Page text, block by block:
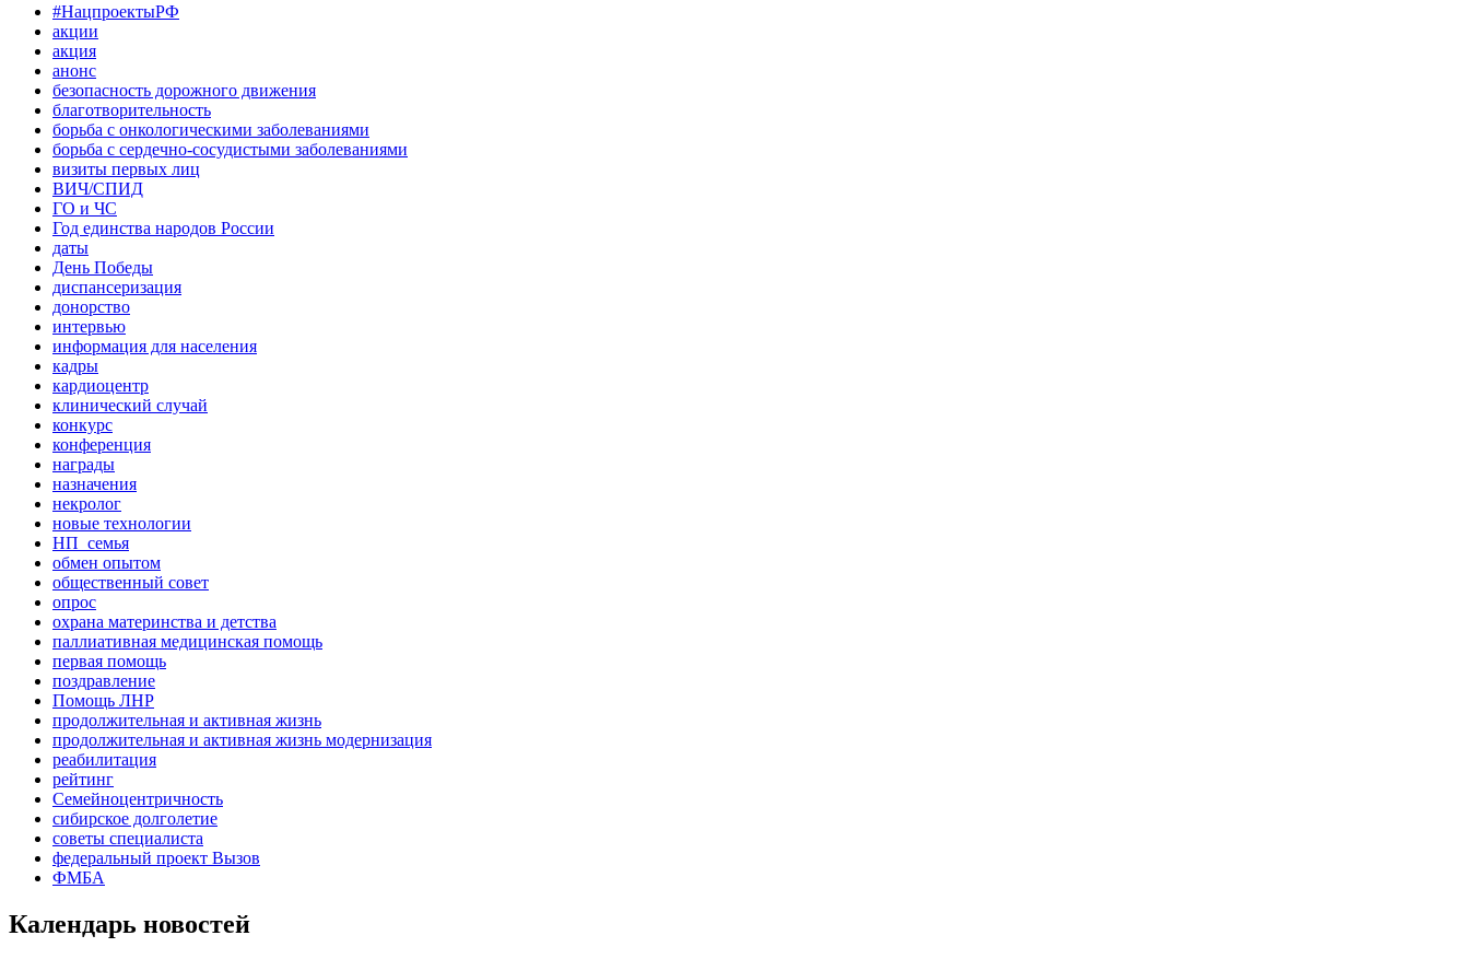
#НацпроектыРФ
акции
акция
анонс
безопасность дорожного движения
благотворительность
борьба с онкологическими заболеваниями
борьба с сердечно-сосудистыми заболеваниями
визиты первых лиц
ВИЧ/СПИД
ГО и ЧС
Год единства народов России
даты
День Победы
диспансеризация
донорство
интервью
информация для населения
кадры
кардиоцентр
клинический случай
конкурс
конференция
награды
назначения
некролог
новые технологии
НП_семья
обмен опытом
общественный совет
опрос
охрана материнства и детства
паллиативная медицинская помощь
первая помощь
поздравление
Помощь ЛНР
продолжительная и активная жизнь
продолжительная и активная жизнь модернизация
реабилитация
рейтинг
Семейноцентричность
сибирское долголетие
советы специалиста
федеральный проект Вызов
ФМБА
Календарь новостей